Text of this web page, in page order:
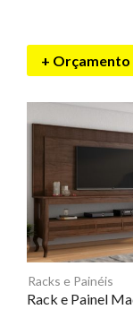
+ Orçamento
Racks e Painéis